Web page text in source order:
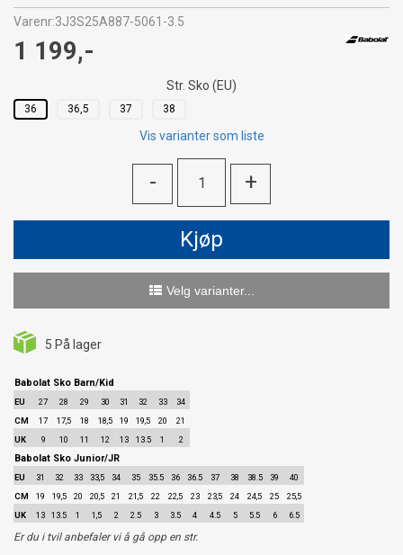
Varenr:3J3S25A887-5061-3.5
1 199,-
Str. Sko (EU)
36 36,5 37 38
Vis varianter som liste
- +
Kjøp
Velg varianter...
5 På lager
Babolat Sko Barn/Kid
EU 27 28 29 30 31 32 33
34
CM
17 17,5 18 18,5 19 19,5 20
21
UK
9 10 11 12 13 13.5 1 2
Babolat Sko Junior/JR
EU 31 32 33 33,5 34 35 35.5 36 36.5 37 38 38.5 39
40
CM
19 19,5 20 20,5 21 21,5 22 22,5 23 23,5 24 24,5 25
25,5
UK
13 13.5 1 1,5 2 2.5 3 3.5 4 4.5 5 5.5 6 6.5
Er du i tvil anbefaler vi å gå opp en str.